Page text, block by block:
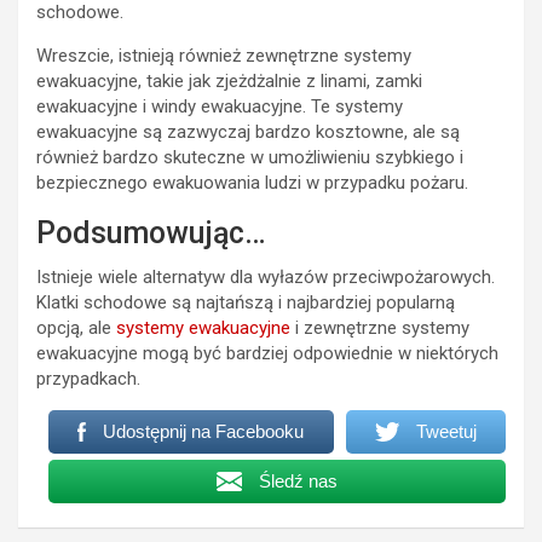
schodowe.
Wreszcie, istnieją również zewnętrzne systemy
ewakuacyjne, takie jak zjeżdżalnie z linami, zamki
ewakuacyjne i windy ewakuacyjne. Te systemy
ewakuacyjne są zazwyczaj bardzo kosztowne, ale są
również bardzo skuteczne w umożliwieniu szybkiego i
bezpiecznego ewakuowania ludzi w przypadku pożaru.
Podsumowując…
Istnieje wiele alternatyw dla wyłazów przeciwpożarowych.
Klatki schodowe są najtańszą i najbardziej popularną
opcją, ale systemy ewakuacyjne i zewnętrzne systemy
ewakuacyjne mogą być bardziej odpowiednie w niektórych
przypadkach.
Udostępnij na Facebooku Tweetuj
Śledź nas